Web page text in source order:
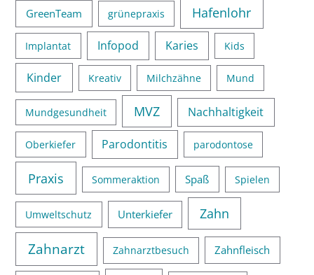
GreenTeam grünepraxis Hafenlohr
Implantat Infopod Karies Kids
Kinder Kreativ Milchzähne Mund
Mundgesundheit MVZ Nachhaltigkeit
Oberkiefer Parodontitis parodontose
Praxis Sommeraktion Spaß Spielen
Umweltschutz Unterkiefer Zahn
Zahnarzt Zahnarztbesuch Zahnfleisch